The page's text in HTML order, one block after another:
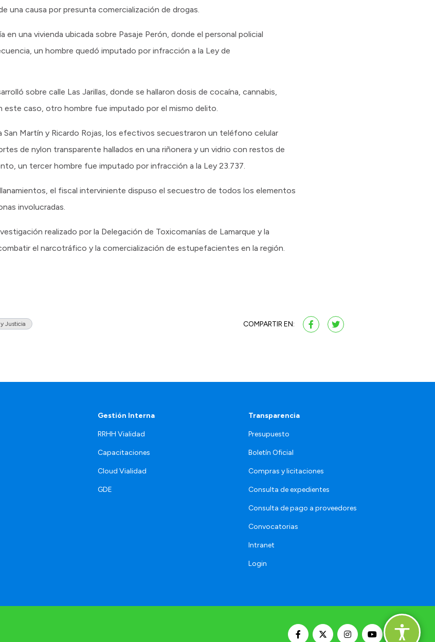
una causa por presunta comercialización de drogas.
en una vivienda ubicada sobre Pasaje Perón, donde el personal policial
un hombre quedó imputado por infracción a la Ley de
sobre calle Las Jarillas, donde se hallaron dosis de cocaína, cannabis,
este caso, otro hombre fue imputado por el mismo delito.
San Martín y Ricardo Rojas, los efectivos secuestraron un teléfono celular
de nylon transparente hallados en una riñonera y un vidrio con restos de
un tercer hombre fue imputado por infracción a la Ley 23.737.
el fiscal interviniente dispuso el secuestro de todos los elementos
involucradas.
realizado por la Delegación de Toxicomanías de Lamarque y la
el narcotráfico y la comercialización de estupefacientes en la región.
Justicia COMPARTIR EN:
Gestión Interna
RRHH Vialidad
Capacitaciones
Cloud Vialidad
GDE
Transparencia
Presupuesto
Boletín Oficial
Compras y licitaciones
Consulta de expedientes
Consulta de pago a proveedores
Convocatorias
Intranet
Login